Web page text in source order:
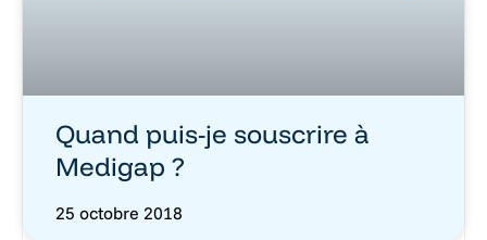
Quand puis-je souscrire à
Medigap ?
25 octobre 2018